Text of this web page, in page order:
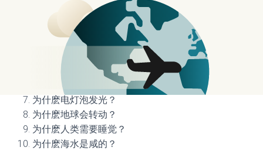
为什麽天空是蓝色的？
为什麽彩虹有七个颜色？
什麽是黑洞？它们在哪里？
为什麽月亮看起来不同的形状？
为什麽地球会产生地震？
为什麽大象的鼻子这麽长？
为什麽电灯泡发光？
为什麽地球会转动？
为什麽人类需要睡觉？
为什麽海水是咸的？